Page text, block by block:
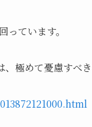
ています。
極めて憂慮すべき